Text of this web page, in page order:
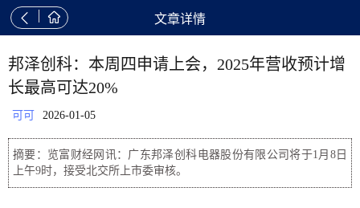
  文章详情
邦泽创科：本周四申请上会，2025年营收预计增
长最高可达20%
可可 2026-01-05
摘要：览富财经网讯：广东邦泽创科电器股份有限公司将于1月8日
上午9时，接受北交所上市委审核。